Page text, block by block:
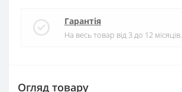
Гарантія
На весь товар від 3 до 12 місяців.
Огляд товару